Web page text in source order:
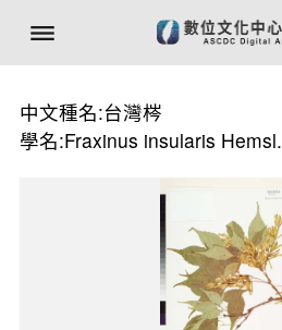
中文種名:台灣梣
學名:Fraxinus insularis Hemsl.